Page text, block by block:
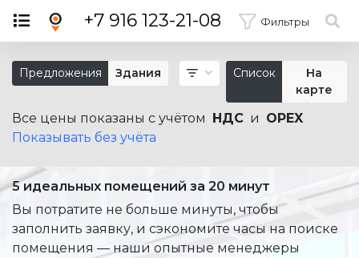
+7 916 123-21-08 Фильтры
×
Предложения Здания Список
На
карте
Все цены показаны с учётом НДС и OPEX
Показывать без учёта
5 идеальных помещений за 20 минут
Вы потратите не больше минуты, чтобы
заполнить заявку, и сэкономите часы на поиске
помещения — наши опытные менеджеры